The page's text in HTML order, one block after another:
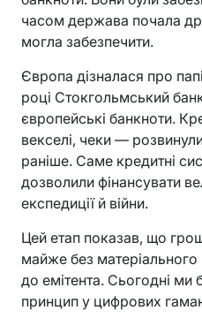
часом держава почала
могла забезпечити.
Європа дізналася про
році Стокгольмський
європейські банкноти.
векселі, чеки —
раніше. Саме кредитні
дозволили фінансувати
експедиції й війни.
Цей етап показав, що
майже без
до емітента. Сьогодні ми
принцип у цифрових